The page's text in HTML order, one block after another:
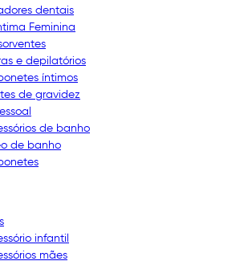
dentais
Feminina
e depilatórios
íntimos
de gravidez
de banho
de banho
infantil
mães